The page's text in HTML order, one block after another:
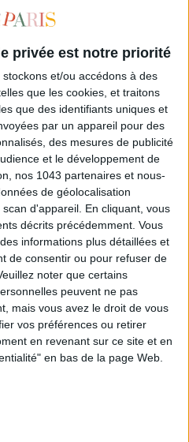
privée est notre priorité
stockons et/ou accédons à des
que les cookies, et traitons
que des identifiants uniques et
par un appareil pour des
des mesures de publicité
et le développement de
nos 1043 partenaires et nous-
de géolocalisation
d'appareil. En cliquant, vous
décrits précédemment. Vous
informations plus détaillées et
de consentir ou pour refuser de
noter que certains
peuvent ne pas
mais vous avez le droit de vous
vos préférences ou retirer
en revenant sur ce site et en
en bas de la page Web.
STARS DE L’ÉTÉ
notre newsletter
S'INSCRIRE